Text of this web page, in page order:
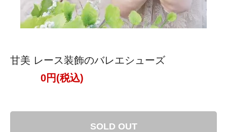
甘美 レース装飾のバレエシューズ
0円(税込)
SOLD OUT